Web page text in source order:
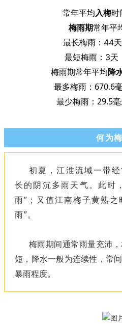
常年平均入梅时
梅雨期常年平
最长梅雨：44天
最短梅雨：3天
梅雨期常年平均降
最多梅雨：670.6
最少梅雨：29.5毫
何为
初夏，江淮流域一带
长的阴沉多雨天气。此时
雨”；又值江南梅子黄熟之
雨”。
梅雨期间通常雨量充沛
短，降水一般为连续性，常
暴雨程度。